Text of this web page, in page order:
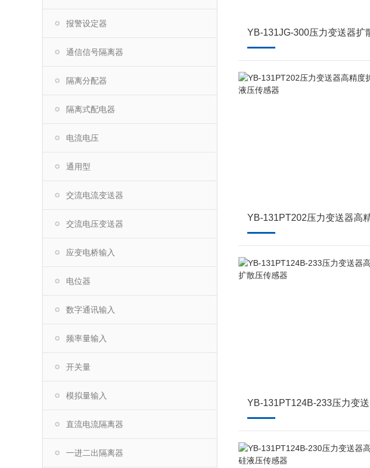
报警设定器
通信信号隔离器
隔离分配器
隔离式配电器
电流电压
通用型
交流电流变送器
交流电压变送器
应变电桥输入
电位器
数字通讯输入
频率量输入
开关量
模拟量输入
直流电流隔离器
一进二出隔离器